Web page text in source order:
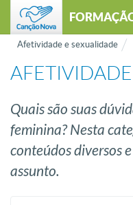
Afetividade e sexualidade
Quais são suas
feminina? Nesta
conteúdos diversos
assunto.